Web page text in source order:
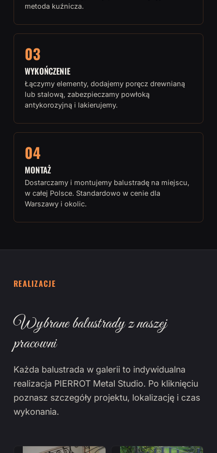
metoda kuźnicza.
03
WYKOŃCZENIE
Łączymy elementy, dodajemy poręcz drewnianą
lub stalową, zabezpieczamy powłoką
antykorozyjną i lakierujemy.
04
MONTAŻ
Dostarczamy i montujemy balustradę na miejscu,
w całej Polsce. Standardowo w cenie dla
Warszawy i okolic.
REALIZACJE
Wybrane balustrady z naszej
pracowni
Każda balustrada w galerii to indywidualna
realizacja PIERROT Metal Studio. Po kliknięciu
poznasz szczegóły projektu, lokalizację i czas
wykonania.